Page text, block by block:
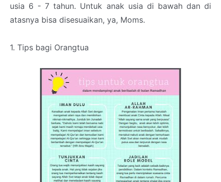
usia 6 - 7 tahun. Untuk anak usia di bawah dan di
atasnya bisa disesuaikan, ya, Moms.
1. Tips bagi Orangtua